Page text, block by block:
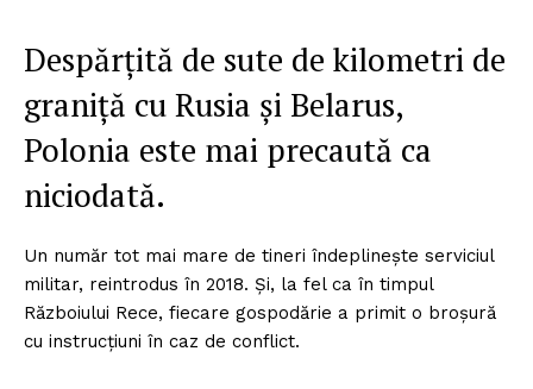
Despărțită de sute de kilometri de
graniță cu Rusia și Belarus,
Polonia este mai precaută ca
niciodată.
Un număr tot mai mare de tineri îndeplinește serviciul
militar, reintrodus în 2018. Și, la fel ca în timpul
Războiului Rece, fiecare gospodărie a primit o broșură
cu instrucțiuni în caz de conflict.